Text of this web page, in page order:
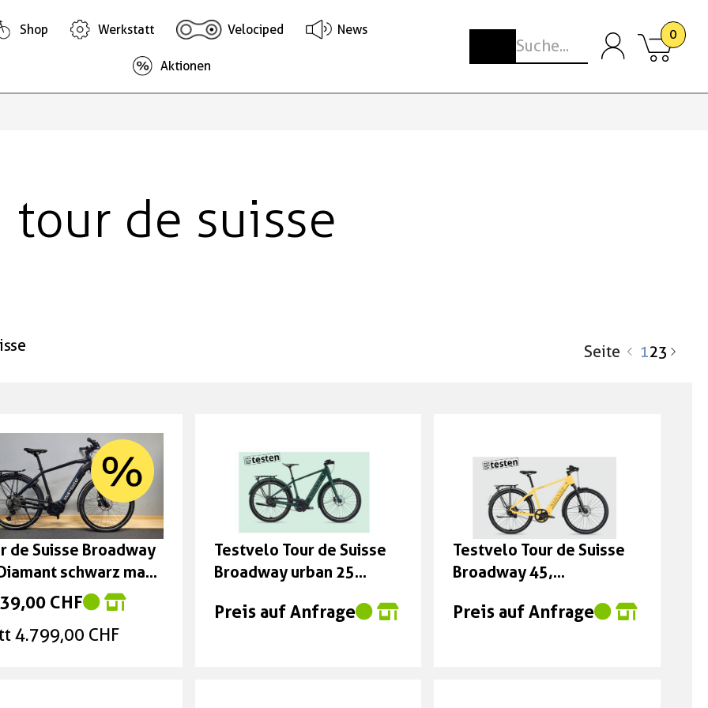
Shop Werkstatt Velociped News
Aktionen
0
tour de suisse
Seite 123
de Suisse Broadway
schwarz matt
53 cm
CHF
4.799,00 CHF
Testvelo Tour de Suisse
Broadway urban 25
glanz, 48 cm
Preis auf Anfrage
Testvelo Tour de Suisse
Broadway 45,
Preis auf Anfrage